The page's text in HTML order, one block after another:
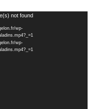
not found
wp-
wp-